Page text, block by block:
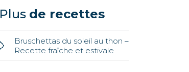
Plus de recettes
Bruschettas du soleil au thon –
Recette fraîche et estivale